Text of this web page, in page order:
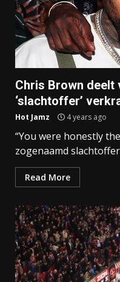
Chris Brown deelt
‘slachtoffer’
Hot Jamz 4 years ago
“You were honestly
zogenaamd
Read More